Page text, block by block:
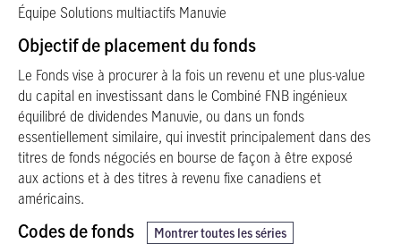
Équipe Solutions multiactifs Manuvie
Objectif de placement du fonds
Le Fonds vise à procurer à la fois un revenu et une plus-value
du capital en investissant dans le Combiné FNB ingénieux
équilibré de dividendes Manuvie, ou dans un fonds
essentiellement similaire, qui investit principalement dans des
titres de fonds négociés en bourse de façon à être exposé
aux actions et à des titres à revenu fixe canadiens et
américains.
Codes de fonds Montrer toutes les séries